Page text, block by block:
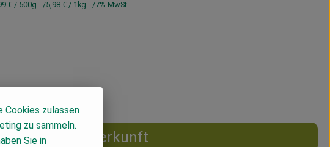
€ / 500g 5,98 € / 1kg 7% MwSt
Herkunft
Cookies zulassen
zu sammeln.
Sie in